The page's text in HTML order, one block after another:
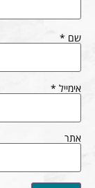
שם *
אימייל *
אתר